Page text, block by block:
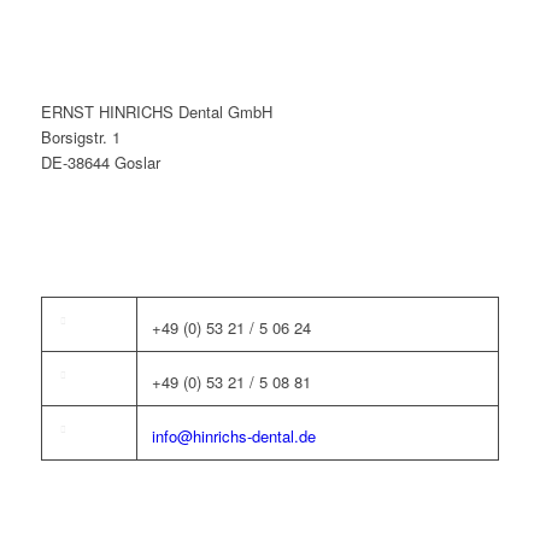
ERNST HINRICHS Dental GmbH
Borsigstr. 1
DE-38644 Goslar
+49 (0) 53 21 / 5 06 24
+49 (0) 53 21 / 5 08 81
info@hinrichs-dental.de